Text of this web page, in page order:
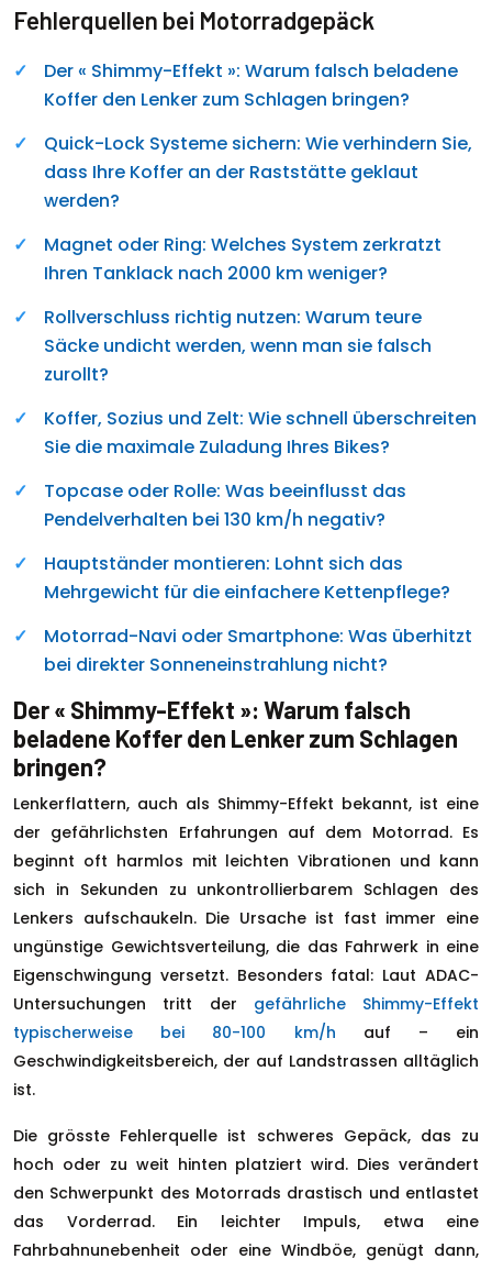
Fehlerquellen bei Motorradgepäck
Der « Shimmy-Effekt »: Warum falsch beladene
Koffer den Lenker zum Schlagen bringen?
Quick-Lock Systeme sichern: Wie verhindern Sie,
dass Ihre Koffer an der Raststätte geklaut
werden?
Magnet oder Ring: Welches System zerkratzt
Ihren Tanklack nach 2000 km weniger?
Rollverschluss richtig nutzen: Warum teure
Säcke undicht werden, wenn man sie falsch
zurollt?
Koffer, Sozius und Zelt: Wie schnell überschreiten
Sie die maximale Zuladung Ihres Bikes?
Topcase oder Rolle: Was beeinflusst das
Pendelverhalten bei 130 km/h negativ?
Hauptständer montieren: Lohnt sich das
Mehrgewicht für die einfachere Kettenpflege?
Motorrad-Navi oder Smartphone: Was überhitzt
bei direkter Sonneneinstrahlung nicht?
Der « Shimmy-Effekt »: Warum falsch
beladene Koffer den Lenker zum Schlagen
bringen?
Lenkerflattern, auch als Shimmy-Effekt bekannt, ist eine
der gefährlichsten Erfahrungen auf dem Motorrad. Es
beginnt oft harmlos mit leichten Vibrationen und kann
sich in Sekunden zu unkontrollierbarem Schlagen des
Lenkers aufschaukeln. Die Ursache ist fast immer eine
ungünstige Gewichtsverteilung, die das Fahrwerk in eine
Eigenschwingung versetzt. Besonders fatal: Laut ADAC-
Untersuchungen tritt der gefährliche Shimmy-Effekt
typischerweise bei 80-100 km/h auf – ein
Geschwindigkeitsbereich, der auf Landstrassen alltäglich
ist.
Die grösste Fehlerquelle ist schweres Gepäck, das zu
hoch oder zu weit hinten platziert wird. Dies verändert
den Schwerpunkt des Motorrads drastisch und entlastet
das Vorderrad. Ein leichter Impuls, etwa eine
Fahrbahnunebenheit oder eine Windböe, genügt dann,